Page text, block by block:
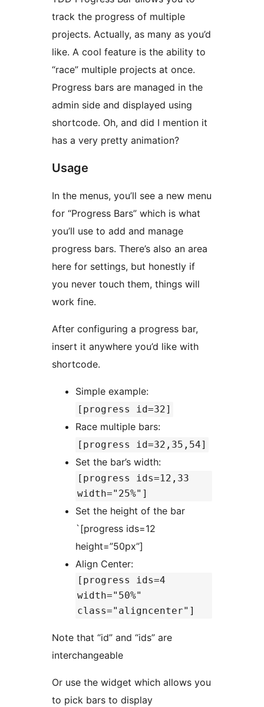
track the progress of multiple
projects. Actually, as many as you’d
like. A cool feature is the ability to
“race” multiple projects at once.
Progress bars are managed in the
admin side and displayed using
shortcode. Oh, and did I mention it
has a very pretty animation?
Usage
In the menus, you’ll see a new menu
for “Progress Bars” which is what
you’ll use to add and manage
progress bars. There’s also an area
here for settings, but honestly if
you never touch them, things will
work fine.
After configuring a progress bar,
insert it anywhere you’d like with
shortcode.
Simple example:
[progress id=32]
Race multiple bars:
[progress id=32,35,54]
Set the bar’s width:
[progress ids=12,33
width="25%"]
Set the height of the bar
`[progress ids=12
height=”50px”]
Align Center:
[progress ids=4
width="50%"
class="aligncenter"]
Note that “id” and “ids” are
interchangeable
Or use the widget which allows you
to pick bars to display